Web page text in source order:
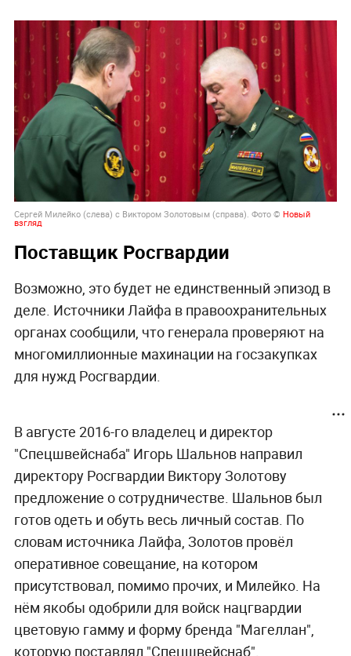
Сергей Милейко (слева) с Виктором Золотовым (справа). Фото © Новый
взгляд
Поставщик Росгвардии
Возможно, это будет не единственный эпизод в
деле. Источники Лайфа в правоохранительных
органах сообщили, что генерала проверяют на
многомиллионные махинации на госзакупках
для нужд Росгвардии.
В августе 2016-го владелец и директор
"Спецшвейснаба" Игорь Шальнов направил
директору Росгвардии Виктору Золотову
предложение о сотрудничестве. Шальнов был
готов одеть и обуть весь личный состав. По
словам источника Лайфа, Золотов провёл
оперативное совещание, на котором
присутствовал, помимо прочих, и Милейко. На
нём якобы одобрили для войск нацгвардии
цветовую гамму и форму бренда "Магеллан",
которую поставлял "Спецшвейснаб".